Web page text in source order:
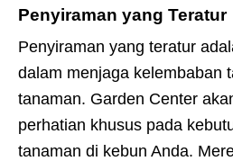
Penyiraman yang Teratur
Penyiraman yang teratur
dalam menjaga kelembaban
tanaman. Garden Center
perhatian khusus pada
tanaman di kebun Anda.